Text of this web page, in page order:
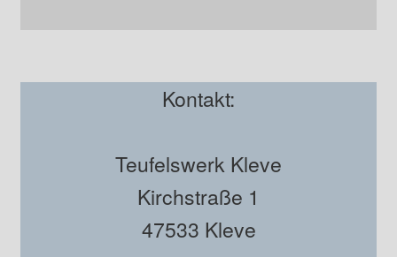
Kontakt:
Teufelswerk Kleve
Kirchstraße 1
47533 Kleve